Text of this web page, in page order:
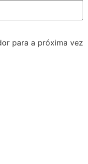
para a próxima vez